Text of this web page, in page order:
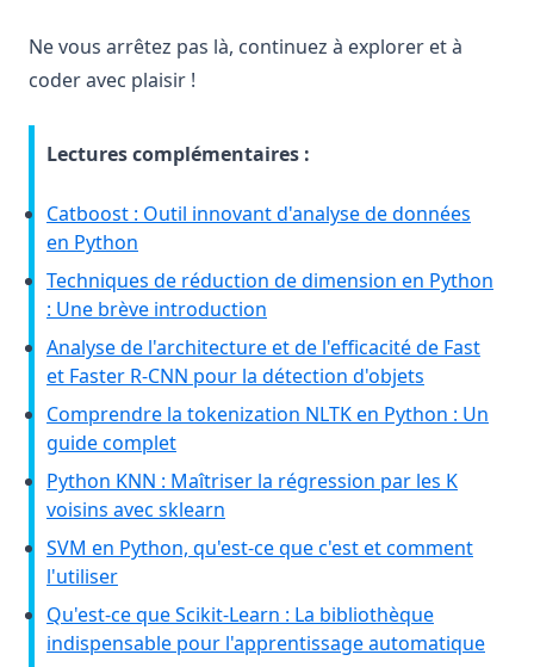
Ne vous arrêtez pas là, continuez à explorer et à
coder avec plaisir !
Lectures complémentaires :
Catboost : Outil innovant d'analyse de données
en Python
Techniques de réduction de dimension en Python
: Une brève introduction
Analyse de l'architecture et de l'efficacité de Fast
et Faster R-CNN pour la détection d'objets
Comprendre la tokenization NLTK en Python : Un
guide complet
Python KNN : Maîtriser la régression par les K
voisins avec sklearn
SVM en Python, qu'est-ce que c'est et comment
l'utiliser
Qu'est-ce que Scikit-Learn : La bibliothèque
indispensable pour l'apprentissage automatique